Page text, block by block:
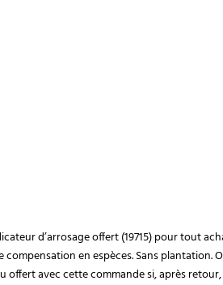
d’arrosage offert (19715) pour tout
en espèces. Sans
avec cette commande si, après